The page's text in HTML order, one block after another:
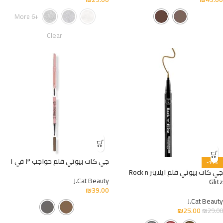
+6 More
Clear
-14%
جي كات بيوتي قلم ايلاينر Rock n
Glitz
J.Cat Beauty
₪29.00
₪25.00
جي كات بيوتي قلم حواجب ٣ في ١
J.Cat Beauty
₪39.00